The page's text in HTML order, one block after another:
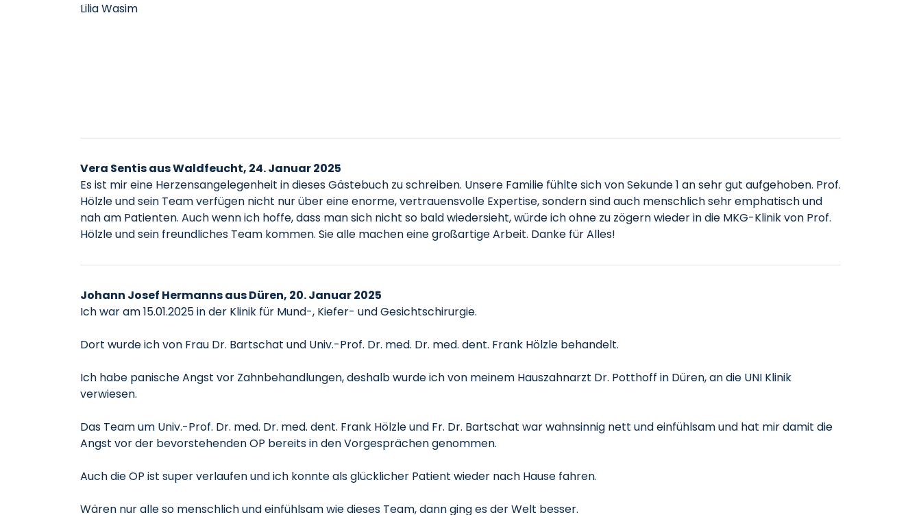
Lilia Wasim
Vera Sentis aus Waldfeucht, 24. Januar 2025
Es ist mir eine Herzensangelegenheit in dieses Gästebuch zu schreiben. Unsere Familie fühlte sich von Sekunde 1 an sehr gut aufgehoben. Prof.
Hölzle und sein Team verfügen nicht nur über eine enorme, vertrauensvolle Expertise, sondern sind auch menschlich sehr emphatisch und
nah am Patienten. Auch wenn ich hoffe, dass man sich nicht so bald wiedersieht, würde ich ohne zu zögern wieder in die MKG-Klinik von Prof.
Hölzle und sein freundliches Team kommen. Sie alle machen eine großartige Arbeit. Danke für Alles!
Johann Josef Hermanns aus Düren, 20. Januar 2025
Ich war am 15.01.2025 in der Klinik für Mund-, Kiefer- und Gesichtschirurgie.
Dort wurde ich von Frau Dr. Bartschat und Univ.-Prof. Dr. med. Dr. med. dent. Frank Hölzle behandelt.
Ich habe panische Angst vor Zahnbehandlungen, deshalb wurde ich von meinem Hauszahnarzt Dr. Potthoff in Düren, an die UNI Klinik
verwiesen.
Das Team um Univ.-Prof. Dr. med. Dr. med. dent. Frank Hölzle und Fr. Dr. Bartschat war wahnsinnig nett und einfühlsam und hat mir damit die
Angst vor der bevorstehenden OP bereits in den Vorgesprächen genommen.
Auch die OP ist super verlaufen und ich konnte als glücklicher Patient wieder nach Hause fahren.
Wären nur alle so menschlich und einfühlsam wie dieses Team, dann ging es der Welt besser.